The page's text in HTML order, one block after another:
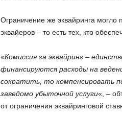
Ограничение же эквайринга могло
эквайеров – то есть тех, кто
«Комиссия за эквайринг –
финансируются расходы на
сократить, то компенсировать
заведомо убыточной услуги«, –
от ограничения эквайринговой